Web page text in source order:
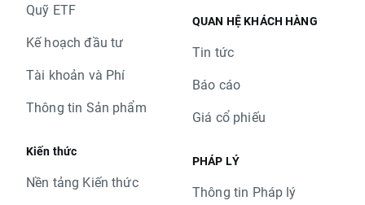
Quỹ ETF
Kế hoạch đầu tư
Tài khoản và Phí
Thông tin Sản phẩm
Kiến thức
Nền tảng Kiến thức
QUAN HỆ KHÁCH HÀNG
Tin tức
Báo cáo
Giá cổ phiếu
PHÁP LÝ
Thông tin Pháp lý